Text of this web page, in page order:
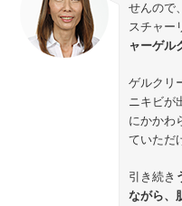
せんので
スチャー
ャーゲル
ゲルクリ
ニキビが
にかかわ
ていただ
引き続き
ながら、